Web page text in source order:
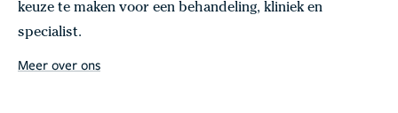
keuze te maken voor een behandeling, kliniek en
specialist.
Meer over ons